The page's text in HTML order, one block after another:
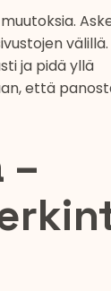
ja pidä yllä
että
–